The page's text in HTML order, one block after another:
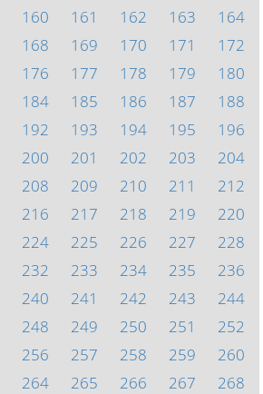
160 161 162 163
164
168 169 170 171
172
176 177 178 179
180
184 185 186 187
188
192 193 194 195
196
200 201 202 203
204
208 209 210 211
212
216 217 218 219
220
224 225 226 227
228
232 233 234 235
236
240 241 242 243
244
248 249 250 251
252
256 257 258 259
260
264 265 266 267
268